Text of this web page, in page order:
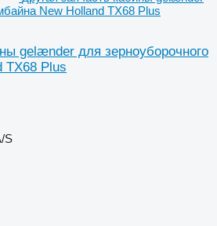
New Holland TX68 Plus
gelænder для зерноуборочного
TX68 Plus
S